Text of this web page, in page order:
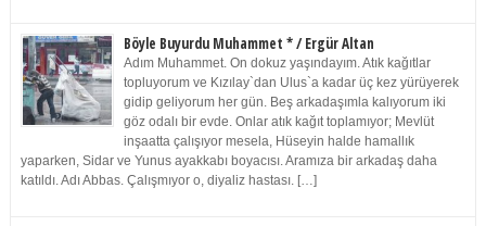
Böyle Buyurdu Muhammet * / Ergür Altan
Adım Muhammet. On dokuz yaşındayım. Atık kağıtlar
topluyorum ve Kızılay`dan Ulus`a kadar üç kez yürüyerek
gidip geliyorum her gün. Beş arkadaşımla kalıyorum iki
göz odalı bir evde. Onlar atık kağıt toplamıyor; Mevlüt
inşaatta çalışıyor mesela, Hüseyin halde hamallık
yaparken, Sidar ve Yunus ayakkabı boyacısı. Aramıza bir arkadaş daha
katıldı. Adı Abbas. Çalışmıyor o, diyaliz hastası. […]